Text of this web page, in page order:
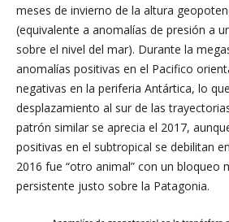
meses de invierno de la altura
(equivalente a anomalías de presión a
sobre el nivel del mar). Durante la
anomalías positivas en el Pacifico
negativas en la periferia Antártica, lo
desplazamiento al sur de las
patrón similar se aprecia el 2017,
positivas en el subtropical se debilitan
2016 fue “otro animal” con un bloqueo
persistente justo sobre la Patagonia.